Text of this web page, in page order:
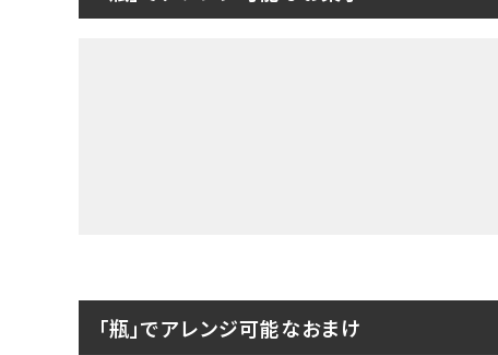
「瓶」でアレンジ可能なおまけ